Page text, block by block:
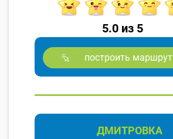
5.0 из 5
построить маршрут
ДМИТРОВКА